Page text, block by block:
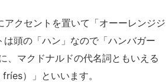
クセントを置いて「オーーレンジジ
頭の「ハン」なので「ハンバガー
、マクドナルドの代名詞ともいえる
）」といいます。